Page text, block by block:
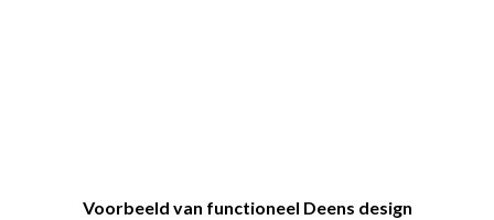
Voorbeeld van functioneel Deens design